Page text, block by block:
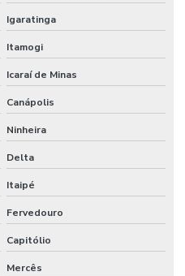
Igaratinga
Itamogi
Icaraí de Minas
Canápolis
Ninheira
Delta
Itaipé
Fervedouro
Capitólio
Mercês